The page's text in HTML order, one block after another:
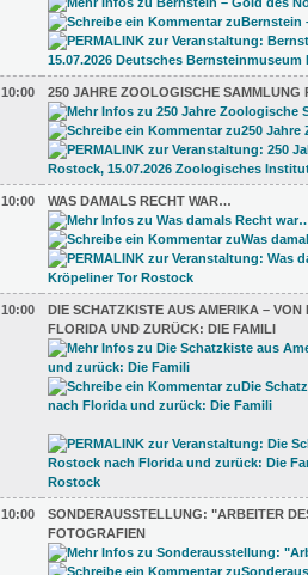
10:00 250 JAHRE ZOOLOGISCHE SAMMLUNG
10:00 WAS DAMALS RECHT WAR…
10:00
DIE SCHATZKISTE AUS AMERIKA – VON
FLORIDA UND ZURÜCK: DIE FAMILI
10:00
SONDERAUSSTELLUNG: "ARBEITER
FOTOGRAFIEN